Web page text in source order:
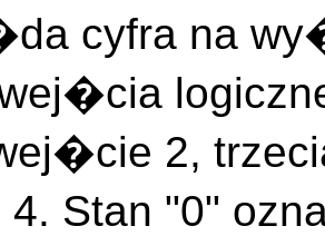
cyfra na
2,
Stan "0"